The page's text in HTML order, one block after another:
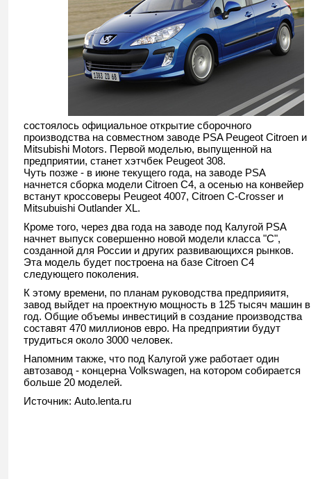
состоялось официальное открытие сборочного
производства на совместном заводе PSA Peugeot Citroen и
Mitsubishi Motors. Первой моделью, выпущенной на
предприятии, станет хэтчбек Peugeot 308.
Чуть позже - в июне текущего года, на заводе PSA
начнется сборка модели Citroen C4, а осенью на конвейер
встанут кроссоверы Peugeot 4007, Citroen C-Crosser и
Mitsubuishi Outlander XL.
Кроме того, через два года на заводе под Калугой PSA
начнет выпуск совершенно новой модели класса "С",
созданной для России и других развивающихся рынков.
Эта модель будет построена на базе Citroen C4
следующего поколения.
К этому времени, по планам руководства предприяитя,
завод выйдет на проектную мощность в 125 тысяч машин в
год. Общие объемы инвестиций в создание производства
составят 470 миллионов евро. На предприятии будут
трудиться около 3000 человек.
Напомним также, что под Калугой уже работает один
автозавод - концерна Volkswagen, на котором собирается
больше 20 моделей.
Источник: Auto.lenta.ru